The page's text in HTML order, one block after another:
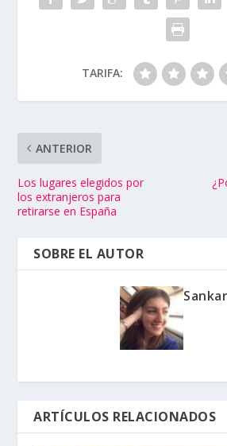
TARIFA:
ANTERIOR
Los lugares elegidos por
los extranjeros para
retirarse en España
SOBRE EL AUTOR
ARTÍCULOS RELACIONADOS